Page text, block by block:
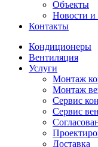
Объекты
Новости и
Контакты
Кондиционеры
Вентиляция
Услуги
Монтаж
Монтаж
Сервис
Сервис
Доставка